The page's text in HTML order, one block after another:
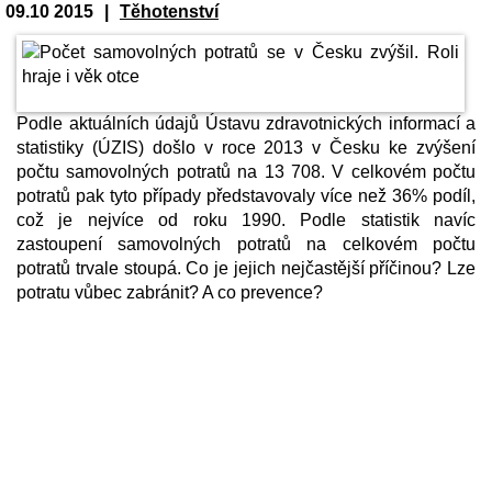
09.10 2015 Těhotenství
Podle aktuálních údajů Ústavu zdravotnických informací a
statistiky (ÚZIS) došlo v roce 2013 v Česku ke zvýšení
počtu samovolných potratů na 13 708. V celkovém počtu
potratů pak tyto případy představovaly více než 36% podíl,
což je nejvíce od roku 1990. Podle statistik navíc
zastoupení samovolných potratů na celkovém počtu
potratů trvale stoupá. Co je jejich nejčastější příčinou? Lze
potratu vůbec zabránit? A co prevence?